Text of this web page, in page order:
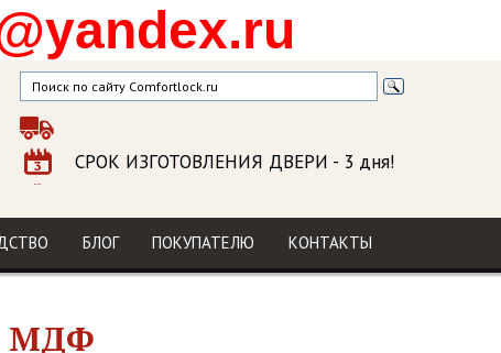
СРОК ИЗГОТОВЛЕНИЯ ДВЕРИ - 3 дня!
МЫ В СОЦСЕТЯХ
БЛОГ ПОКУПАТЕЛЮ КОНТАКТЫ
МДФ